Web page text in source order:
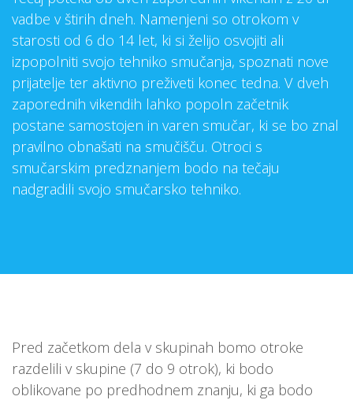
vadbe v štirih dneh. Namenjeni so otrokom v
starosti od 6 do 14 let, ki si želijo osvojiti ali
izpopolniti svojo tehniko smučanja, spoznati nove
prijatelje ter aktivno preživeti konec tedna. V dveh
zaporednih vikendih lahko popoln začetnik
postane samostojen in varen smučar, ki se bo znal
pravilno obnašati na smučišču. Otroci s
smučarskim predznanjem bodo na tečaju
nadgradili svojo smučarsko tehniko.
Pred začetkom dela v skupinah bomo otroke
razdelili v skupine (7 do 9 otrok), ki bodo
oblikovane po predhodnem znanju, ki ga bodo